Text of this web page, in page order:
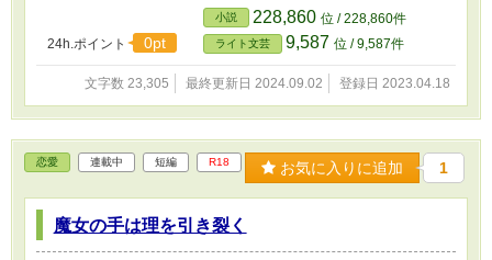
由も分からず困惑しつつも、頼れる兄のような
ティティに次第に心を許すスター。 これはそ
んな少年少女の、上級学校での一年間のお話。
24h.ポイント 0pt
小説 228,860 位 / 228,860件
ライト文芸 9,587 位 / 9,587件
文字数 23,305 最終更新日 2024.09.02 登録日 2023.04.18
恋愛 連載中 短編 R18 お気に入りに追加 1
魔女の手は理を引き裂く